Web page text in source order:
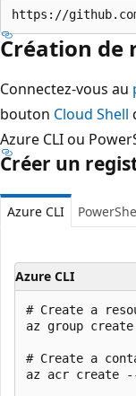
Création de
Connectez-vous au
bouton Cloud Shell
Azure CLI ou
Créer un
Azure CLI
Azure CLI
# Create a
az group
# Create a
az acr create